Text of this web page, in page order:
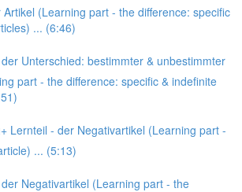
Artikel (Learning part - the difference: specific
... (6:46)
Unterschied: bestimmter & unbestimmter
part - the difference: specific & indefinite
Lernteil - der Negativartikel (Learning part -
... (5:13)
Negativartikel (Learning part - the